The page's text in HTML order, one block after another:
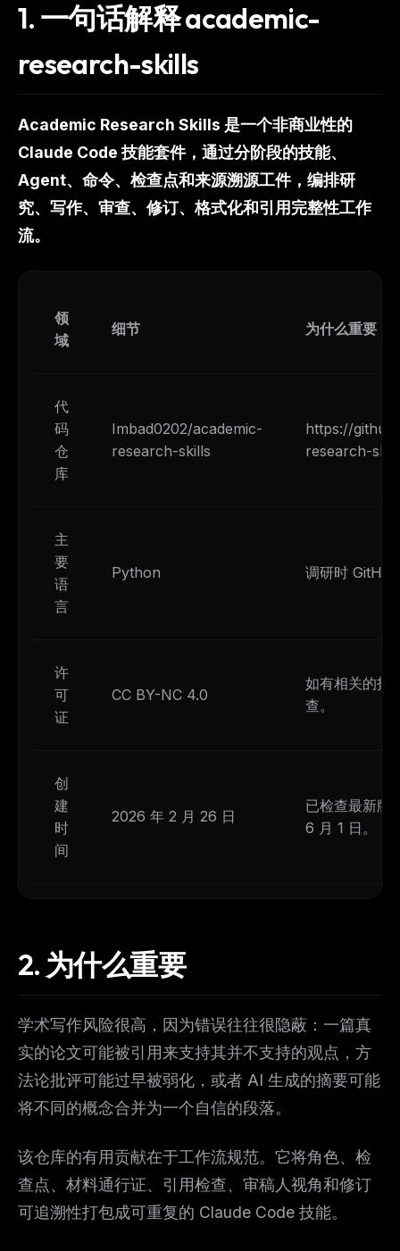
1. 一句话解释 academic-
research-skills
Academic Research Skills 是一个非商业性的
Claude Code 技能套件，通过分阶段的技能、
Agent、命令、检查点和来源溯源工件，编排研
究、写作、审查、修订、格式化和引用完整性工作
流。
领
域
细节 为什么重要
代
码
仓
库
Imbad0202/academic-
research-skills
https://
research-
主
要
语
言
Python 调研时
许
可
证
CC BY-NC 4.0
如有相关的打
查。
创
建
时
间
2026 年 2 月 26 日
已检查最新版
6 月 1 日。
2. 为什么重要
学术写作风险很高，因为错误往往很隐蔽：一篇真
实的论文可能被引用来支持其并不支持的观点，方
法论批评可能过早被弱化，或者 AI 生成的摘要可能
将不同的概念合并为一个自信的段落。
该仓库的有用贡献在于工作流规范。它将角色、检
查点、材料通行证、引用检查、审稿人视角和修订
可追溯性打包成可重复的 Claude Code 技能。